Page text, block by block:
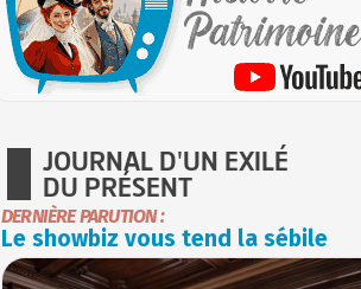
JOURNAL D'UN EXILÉ
DU PRÉSENT
DERNIÈRE PARUTION :
Le showbiz vous tend la sébile